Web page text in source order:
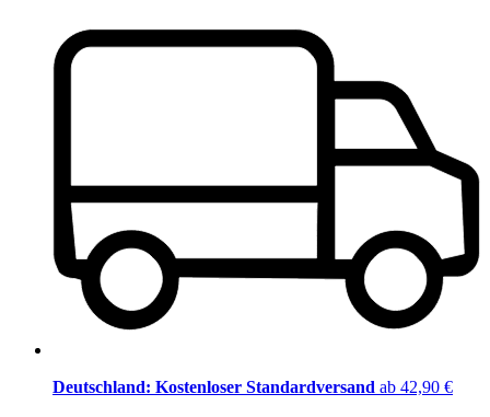
Deutschland: Kostenloser Standardversand ab 42,90 €